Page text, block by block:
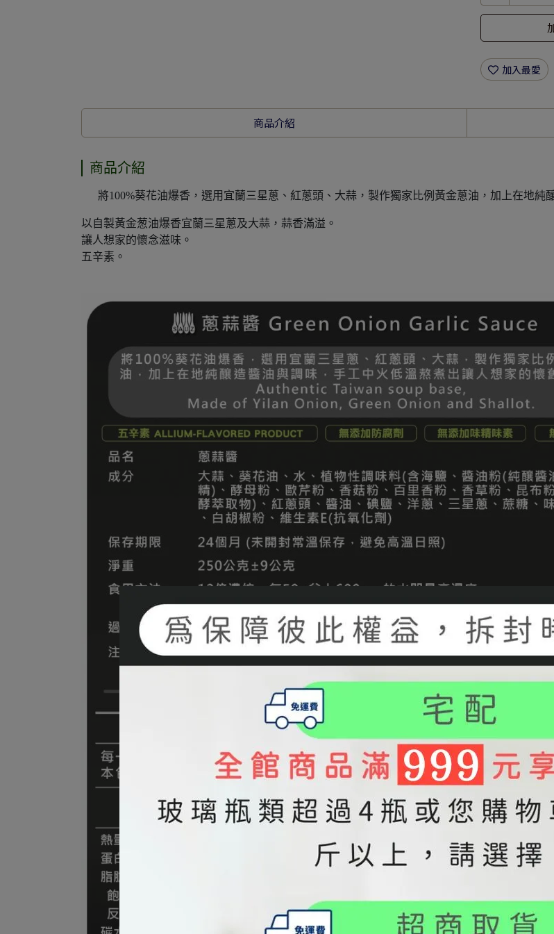
加入最愛
商品介紹
商品介紹
將100%葵花油爆香，選用宜蘭三星蔥、紅蔥頭、大蒜，製作獨家比例黃金蔥油，加上在地純
以自製黃金葱油爆香宜蘭三星蔥及大蒜，蒜香滿溢。
讓人想家的懷念滋味。
五辛素。